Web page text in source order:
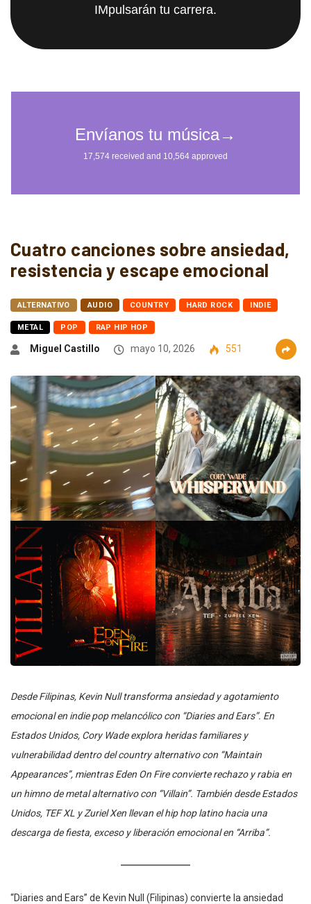
IMpulsarán tu carrera.
Cuatro canciones sobre ansiedad,
resistencia y escape emocional
ALTERNATIVO AUDIO COUNTRY HARD ROCK INDIE
METAL POP RAP HIP HOP
Miguel Castillo mayo 10, 2026 551
Desde Filipinas, Kevin Null transforma ansiedad y agotamiento
emocional en indie pop melancólico con “Diaries and Ears”. En
Estados Unidos, Cory Wade explora heridas familiares y
vulnerabilidad dentro del country alternativo con “Maintain
Appearances”, mientras Eden On Fire convierte rechazo y rabia en
un himno de metal alternativo con “Villain”. También desde Estados
Unidos, TEF XL y Zuriel Xen llevan el hip hop latino hacia una
descarga de fiesta, exceso y liberación emocional en “Arriba”.
“Diaries and Ears” de Kevin Null (Filipinas) convierte la ansiedad